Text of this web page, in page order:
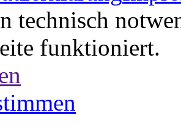
technisch
funktioniert.